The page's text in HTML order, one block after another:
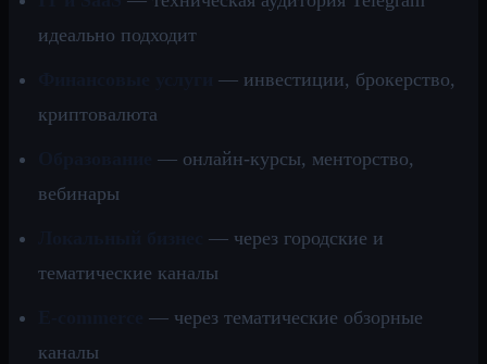
идеально подходит
— инвестиции, брокерство,
криптовалюта
— онлайн-курсы, менторство,
вебинары
— через городские и
тематические каналы
— через тематические обзорные
каналы